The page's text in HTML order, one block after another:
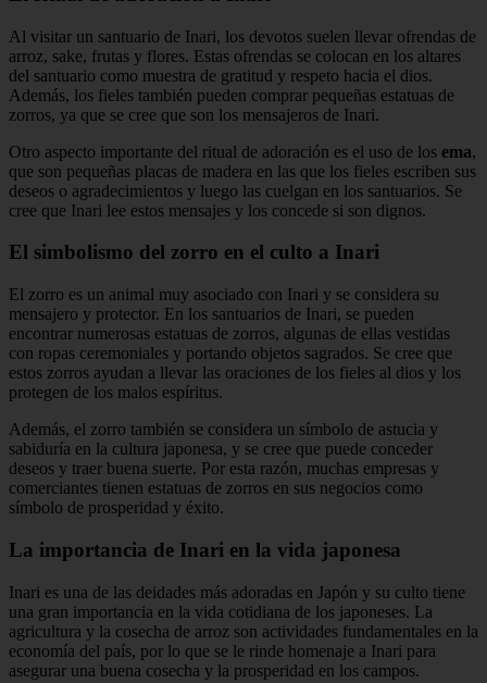
Al visitar un santuario de Inari, los devotos suelen llevar ofrendas de
arroz, sake, frutas y flores. Estas ofrendas se colocan en los altares
del santuario como muestra de gratitud y respeto hacia el dios.
Además, los fieles también pueden comprar pequeñas estatuas de
zorros, ya que se cree que son los mensajeros de Inari.
Otro aspecto importante del ritual de adoración es el uso de los ema,
que son pequeñas placas de madera en las que los fieles escriben sus
deseos o agradecimientos y luego las cuelgan en los santuarios. Se
cree que Inari lee estos mensajes y los concede si son dignos.
El simbolismo del zorro en el culto a Inari
El zorro es un animal muy asociado con Inari y se considera su
mensajero y protector. En los santuarios de Inari, se pueden
encontrar numerosas estatuas de zorros, algunas de ellas vestidas
con ropas ceremoniales y portando objetos sagrados. Se cree que
estos zorros ayudan a llevar las oraciones de los fieles al dios y los
protegen de los malos espíritus.
Además, el zorro también se considera un símbolo de astucia y
sabiduría en la cultura japonesa, y se cree que puede conceder
deseos y traer buena suerte. Por esta razón, muchas empresas y
comerciantes tienen estatuas de zorros en sus negocios como
símbolo de prosperidad y éxito.
La importancia de Inari en la vida japonesa
Inari es una de las deidades más adoradas en Japón y su culto tiene
una gran importancia en la vida cotidiana de los japoneses. La
agricultura y la cosecha de arroz son actividades fundamentales en la
economía del país, por lo que se le rinde homenaje a Inari para
asegurar una buena cosecha y la prosperidad en los campos.